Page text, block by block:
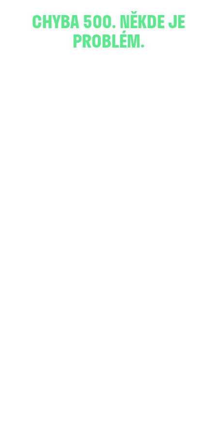
CHYBA 500. NĚKDE JE
PROBLÉM.